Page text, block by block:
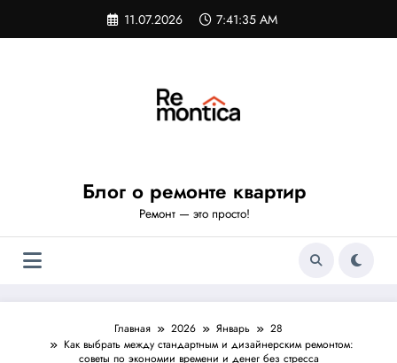
содержимому
11.07.2026 7:41:36 AM
Блог о ремонте квартир
Ремонт — это просто!
Главная 2026 Январь
28
Как выбрать между стандартным и дизайнерским ремонтом:
советы по экономии времени и денег без стресса